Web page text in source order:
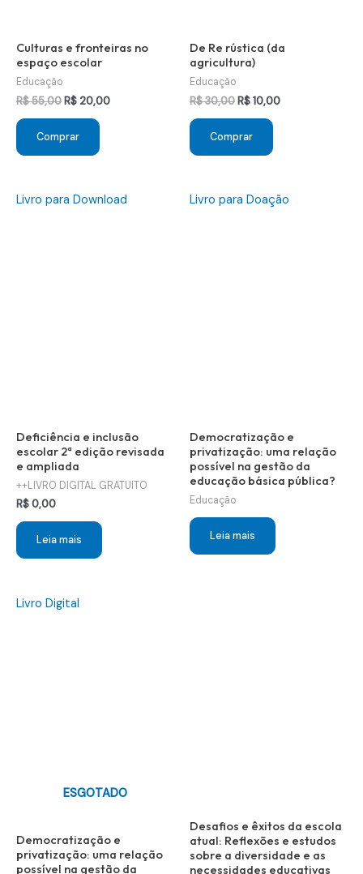
Culturas e fronteiras no
espaço escolar
Educação
R$55,00O
original
era:
R$ 55,00.
R$ 20,00O
Comprar
De Re rústica (da
agricultura)
Educação
R$30,00O
original
era:
R$ 30,00.
R$10,00O
Comprar
Livro para Download
Deficiência e inclusão
escolar 2ª edição revisada
e ampliada
++LIVRO DIGITAL GRATUITO
R$0,00
Leia mais
Livro para Doação
Democratização e
privatização: uma relação
possível na gestão da
educação básica pública?
Educação
Leia mais
Livro Digital
ESGOTADO
Democratização e
privatização: uma relação
possível na gestão da
Desafios e êxitos da escola
atual: Reflexões e estudos
sobre a diversidade e as
necessidades educativas